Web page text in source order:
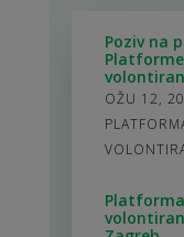
Poziv na
OŽU 12,